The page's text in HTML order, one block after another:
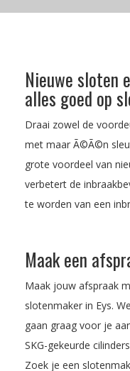
Nieuwe sloten
alles goed op
Draai zowel de
met maar Ã©Ã©n
grote voordeel van
verbetert de
te worden van een
Maak een
Maak jouw afspraak
slotenmaker in Eys.
gaan graag voor je
SKG-gekeurde
Zoek je een